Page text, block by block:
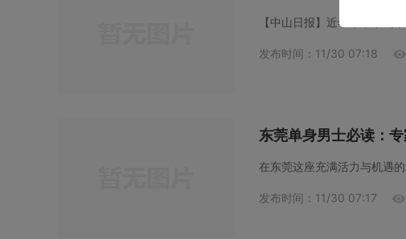
发布时间：11/30 07:18
东莞单身男士必读：
发布时间：11/30 07:17